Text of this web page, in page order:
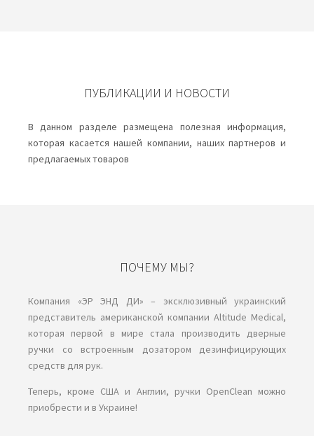
ПУБЛИКАЦИИ И НОВОСТИ
В данном разделе размещена полезная информация,
которая касается нашей компании, наших партнеров и
предлагаемых товаров
ПОЧЕМУ МЫ?
Компания «ЭР ЭНД ДИ» – эксклюзивный украинский
представитель американской компании Аltitude Medical,
которая первой в мире стала производить дверные
ручки со встроенным дозатором дезинфицирующих
средств для рук.
Теперь, кроме США и Англии, ручки OpenClean можно
приобрести и в Украине!